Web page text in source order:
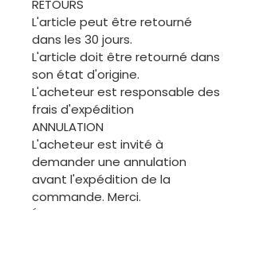
RETOURS
L'article peut être retourné
dans les 30 jours.
L'article doit être retourné dans
son état d'origine.
L'acheteur est responsable des
frais d'expédition
ANNULATION
L'acheteur est invité à
demander une annulation
avant l'expédition de la
commande. Merci.
ÉCHANGES